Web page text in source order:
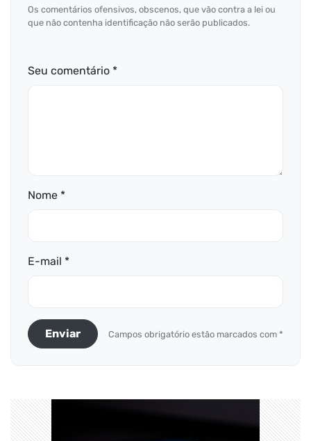
Os comentários ofensivos, obscenos, que vão contra a lei ou
que não contenha identificação não serão publicados.
Seu comentário *
Nome *
E-mail *
Enviar Campos obrigatório estão marcados com *